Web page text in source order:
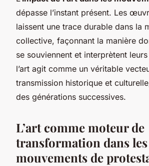
dépasse l’instant présent. Les
laissent une trace durable dans la
collective, façonnant la manière
se souviennent et interprètent
l’art agit comme un véritable
transmission historique et
des générations successives.
L’art comme moteur de
transformation dans les
mouvements de